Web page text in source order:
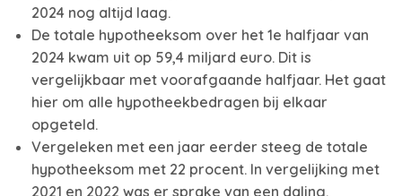
2024 nog altijd laag.
De totale hypotheeksom over het 1e halfjaar van
2024 kwam uit op 59,4 miljard euro. Dit is
vergelijkbaar met voorafgaande halfjaar. Het gaat
hier om alle hypotheekbedragen bij elkaar
opgeteld.
Vergeleken met een jaar eerder steeg de totale
hypotheeksom met 22 procent. In vergelijking met
2021 en 2022 was er sprake van een daling.